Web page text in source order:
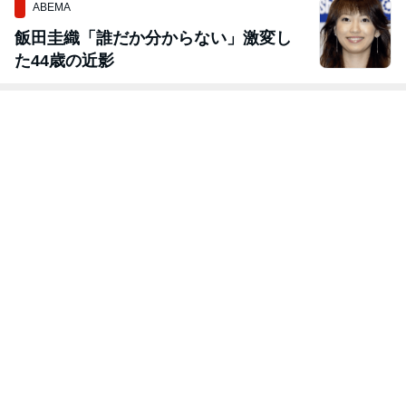
ABEMA
飯田圭織「誰だか分からない」激変し
た44歳の近影